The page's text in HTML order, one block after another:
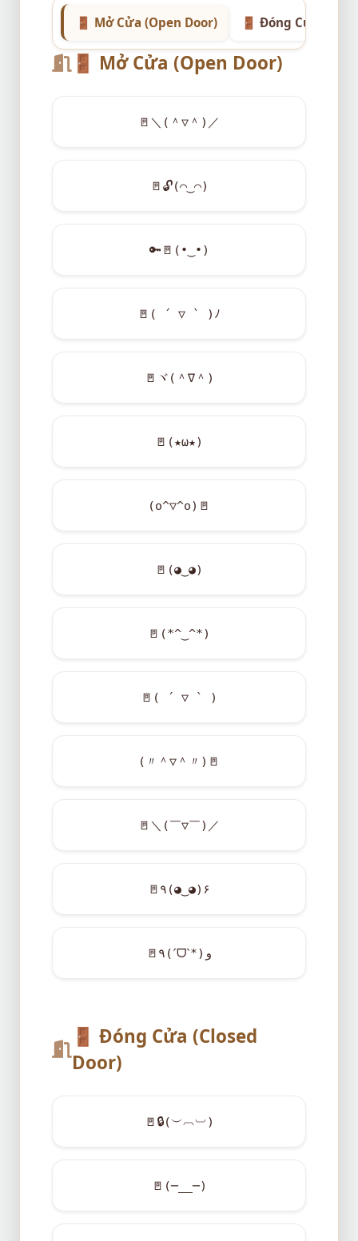
🚪 Mở Cửa (Open Door) 🚪 Đóng Cửa
🚪 Mở Cửa (Open Door)
🚪 ＼(＾▽＾)／
🚪 🔓(⌒‿⌒)
🔑 🚪 (•‿•)
🚪 ( ´ ▽ ` )ﾉ
🚪 ヾ(＾∇＾)
🚪 (★ω★)
(o^▽^o) 🚪
🚪 (◕‿◕)
🚪 (*^‿^*)
🚪 ( ´ ▽ ` )
(〃＾▽＾〃) 🚪
🚪 ＼(￣▽￣)／
🚪 ٩(◕‿◕)۶
🚪 ٩(ˊᗜˋ*)و
🚪 Đóng Cửa (Closed
Door)
🚪 🔒(︶︹︺)
🚪 (─__─)